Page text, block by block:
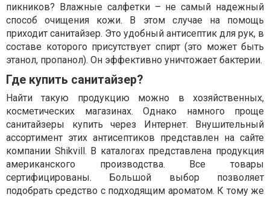
пикников? Влажные салфетки – не самый надежный
способ очищения кожи. В этом случае на помощь
приходит санитайзер. Это удобный антисептик для рук, в
составе которого присутствует спирт (это может быть
этанол, пропанол). Он эффективно уничтожает бактерии.
Где купить санитайзер?
Найти такую продукцию можно в хозяйственных,
косметических магазинах. Однако намного проще
санитайзеры купить через Интернет. Внушительный
ассортимент этих антисептиков представлен на сайте
компании Shikvill. В каталогах представлена продукция
американского производства. Все товары
сертифицированы. Большой выбор позволяет
подобрать средство с подходящим ароматом. К тому же